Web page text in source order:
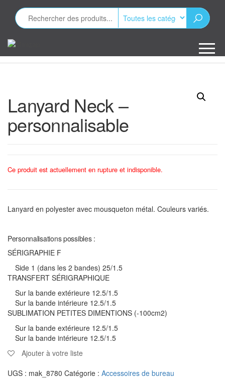
contenu
publicitaires
Lanyard Neck –
personnalisable
Ce produit est actuellement en rupture et indisponible.
Lanyard en polyester avec mousqueton métal. Couleurs variés.
Personnalisations possibles :
SÉRIGRAPHIE F
Side 1 (dans les 2 bandes) 25/1.5
TRANSFERT SÉRIGRAPHIQUE
Sur la bande extérieure 12.5/1.5
Sur la bande intérieure 12.5/1.5
SUBLIMATION PETITES DIMENTIONS (-100cm2)
Sur la bande extérieure 12.5/1.5
Sur la bande intérieure 12.5/1.5
Ajouter à votre liste
UGS : mak_8780 Catégorie : Accessoires de bureau